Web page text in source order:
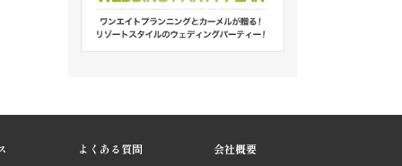
よくある質問 会社概要